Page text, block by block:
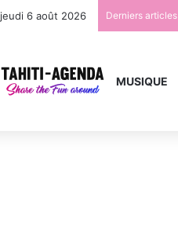
jeudi 6 août 2026 Derniers articles
MUSIQUE